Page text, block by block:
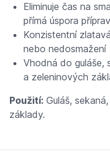
Eliminuje čas na
přímá úspora
Konzistentní
nebo nedosmažení
Vhodná do guláše,
a zeleninových
Použití: Guláš,
základy.